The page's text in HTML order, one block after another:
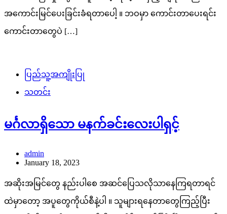
အကောင်းမြင်ပေးခြင်းခံရတာပေါ့ ။ ဘဝမှာ ကောင်းတာပေးရင်း
ကောင်းတာတွေပဲ […]
ပြည်သူ့အကျိုးပြု
သတင်း
မင်္ဂလာရှိသော မနက်ခင်းလေးပါရှင့်
admin
January 18, 2023
အဆိုးအမြင်တွေ နည်းပါစေ အဆင်ပြေသလိုသာနေကြရတာရင်
ထဲမှာတော့ အပူတွေကိုယ်စီနဲ့ပါ ။ သူများရနေတာတွေကြည့်ပြီး